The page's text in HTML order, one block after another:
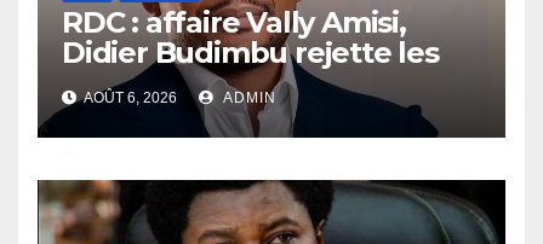
RDC : affaire Vally Amisi,
Didier Budimbu rejette les
accusations et appelle à
laisser la justice établir la
vérité
AOÛT 6, 2026 ADMIN